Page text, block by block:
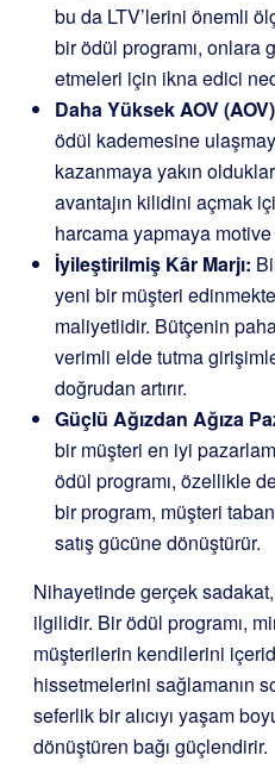
bu da LTV’lerini önemli
bir ödül programı, onlara
etmeleri için ikna edici
Daha Yüksek AOV
ödül kademesine
kazanmaya yakın
avantajın kilidini açmak
harcama yapmaya
İyileştirilmiş Kâr Marjı:
yeni bir müşteri
maliyetlidir. Bütçenin
verimli elde tutma
doğrudan artırır.
Güçlü Ağızdan Ağıza
bir müşteri en iyi
ödül programı, özellikle
bir program, müşteri
satış gücüne dönüştürür.
Nihayetinde gerçek
ilgilidir. Bir ödül programı,
müşterilerin kendilerini
hissetmelerini sağlamanın
seferlik bir alıcıyı yaşam
dönüştüren bağı güçlendirir.